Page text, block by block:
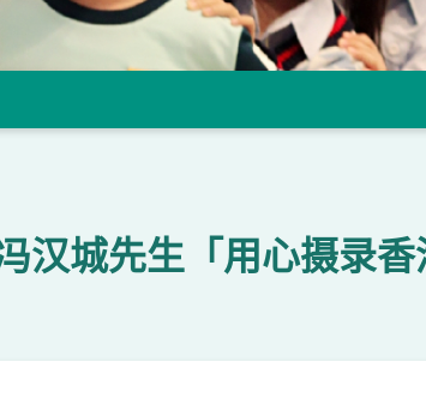
汉城先生「用心摄录